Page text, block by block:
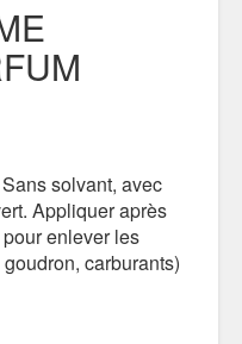
solvant, avec
Appliquer après
enlever les
carburants)